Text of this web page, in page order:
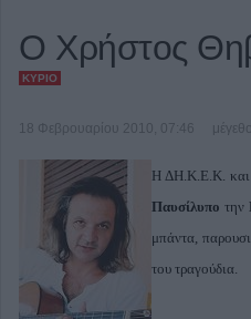
Ο Χρήστος
ΚΎΡΙΟ
18 Φεβρουαρίου 2010, 07:46
Η ΔΗ.Κ.Ε.Κ. και
Παυσίλυποτην
μπάντα,
του τραγούδια.